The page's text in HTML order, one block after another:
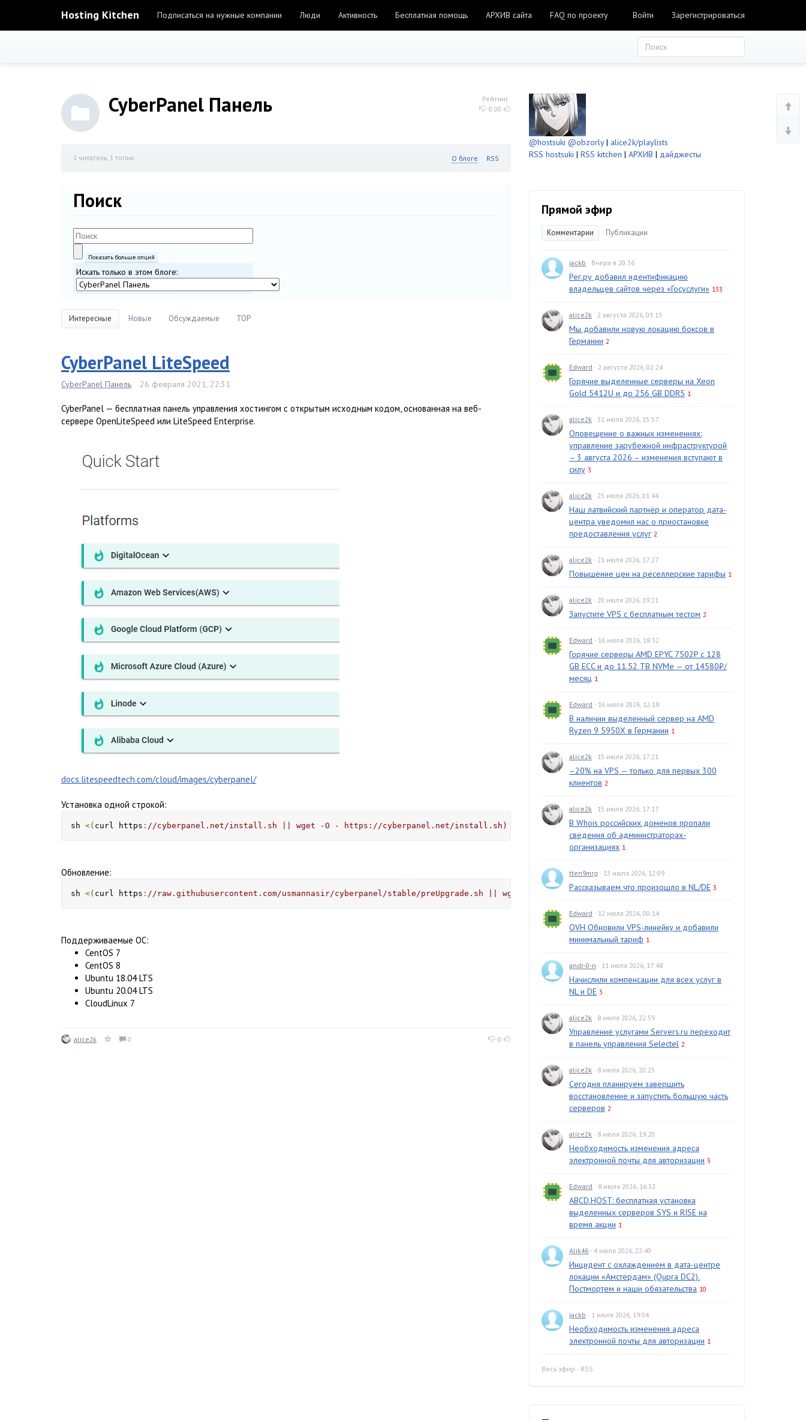
Hosting Kitchen Подписаться на нужные компании Люди Активность Бесплатная помощь АРХИВ сайта FAQ по проекту Войти Зарегистрироваться
Рейтинг
0.00
CyberPanel Панель
1 читатель, 1 топик О блоге RSS
Поиск
Показать больше опций
Искать только в этом блоге:
Интересные Новые Обсуждаемые TOP
CyberPanel LiteSpeed
CyberPanel Панель 26 февраля 2021, 22:31
CyberPanel — бесплатная панель управления хостингом с открытым исходным кодом, основанная на веб-
сервере OpenLiteSpeed или LiteSpeed Enterprise.
docs.litespeedtech.com/cloud/images/cyberpanel/
Установка одной строкой:
sh <( curl https : //cyberpanel.net/install.sh || wget -O - https://cyberpanel.net/install.sh)
Обновление:
sh <( curl https : //raw.githubusercontent.com/usmannasir/cyberpanel/stable/preUpgrade.sh || wget -O - https://raw.githubusercontent.com/usmannasir/
Поддерживаемые ОС:
CentOS 7
CentOS 8
Ubuntu 18.04 LTS
Ubuntu 20.04 LTS
CloudLinux 7
alice2k 0 0
@hostsuki @obzorly| alice2k/playlists
RSS hostsuki | RSS kitchen | АРХИВ | дайджесты
Прямой эфир
Комментарии Публикации
jackb · Вчера в 20:36
Рег.ру добавил идентификацию
владельцев сайтов через «Госуслуги» 133
alice2k · 2 августа 2026, 03:13
Мы добавили новую локацию боксов в
Германии 2
Edward · 2 августа 2026, 02:24
Горячие выделенные серверы на Xeon
Gold 5412U и до 256 GB DDR5 1
alice2k · 31 июля 2026, 15:57
Оповещение о важных изменениях:
управление зарубежной инфраструктурой
– 3 августа 2026 – изменения вступают в
силу 3
alice2k · 25 июля 2026, 01:44
Наш латвийский партнёр и оператор дата-
центра уведомил нас о приостановке
предоставления услуг 2
alice2k · 21 июля 2026, 17:27
Повышение цен на реселлерские тарифы 1
alice2k · 20 июля 2026, 19:21
Запустите VPS с бесплатным тестом 2
Edward · 16 июля 2026, 18:32
Горячие серверы AMD EPYC 7502P с 128
GB ECC и до 11.52 TB NVMe — от 14580₽/
месяц 1
Edward · 16 июля 2026, 12:18
В наличии выделенный сервер на AMD
Ryzen 9 5950X в Германии 1
alice2k · 15 июля 2026, 17:21
–20% на VPS — только для первых 300
клиентов 2
alice2k · 15 июля 2026, 17:17
В Whois российских доменов пропали
сведения об администраторах-
организациях 1
tten9mrg · 13 июля 2026, 12:09
Рассказываем что произошло в NL/DE 3
Edward · 12 июля 2026, 00:14
OVH Обновили VPS-линейку и добавили
минимальный тариф 1
andr-0-n · 11 июля 2026, 17:48
Начислили компенсации для всех услуг в
NL и DE 3
alice2k · 8 июля 2026, 22:59
Управление услугами Servers.ru переходит
в панель управления Selectel 2
alice2k · 8 июля 2026, 20:25
Сегодня планируем завершить
восстановление и запустить большую часть
серверов 2
alice2k · 8 июля 2026, 19:20
Необходимость изменения адреса
электронной почты для авторизации 3
Edward · 8 июля 2026, 16:32
ABCD.HOST: бесплатная установка
выделенных серверов SYS и RISE на
время акции 1
Alik46 · 4 июля 2026, 22:40
Инцидент с охлаждением в дата-центре
локации «Амстердам» (Qupra DC2).
Постмортем и наши обязательства 10
jackb · 1 июля 2026, 19:04
Необходимость изменения адреса
электронной почты для авторизации 1
Весь эфир · RSS